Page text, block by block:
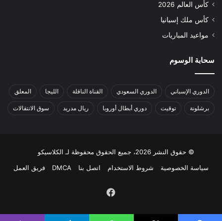
كأس العالم 2026
كأس ملك إسبانيا
مواعيد المباريات
سحابة الوسوم
الدوري الإسباني الدوري السعودي القناة الناقلة الليجا المعلق
برشلونة توقيت دوري أبطال أوروبا ريال مدريد سوق الانتقالات
© حقوق النشر 2026، جميع الحقوق محفوظة لـ الكلاسيكو
سياسة الخصوصية
شروط الاستخدام اتصل بنا DMCA فريق العمل
فيسبوك